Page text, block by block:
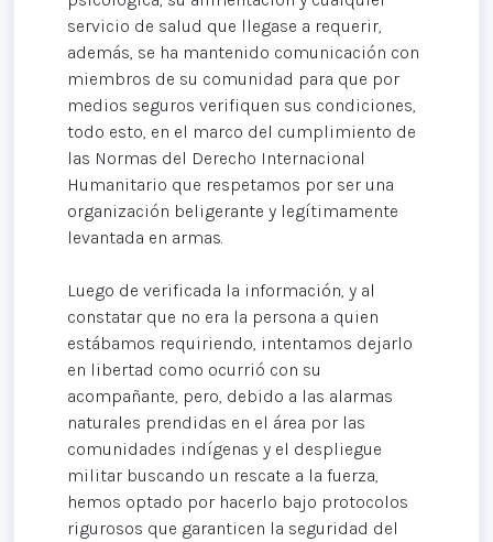
servicio de salud que llegase a requerir,
además, se ha mantenido comunicación con
miembros de su comunidad para que por
medios seguros verifiquen sus condiciones,
todo esto, en el marco del cumplimiento de
las Normas del Derecho Internacional
Humanitario que respetamos por ser una
organización beligerante y legítimamente
levantada en armas.
Luego de verificada la información, y al
constatar que no era la persona a quien
estábamos requiriendo, intentamos dejarlo
en libertad como ocurrió con su
acompañante, pero, debido a las alarmas
naturales prendidas en el área por las
comunidades indígenas y el despliegue
militar buscando un rescate a la fuerza,
hemos optado por hacerlo bajo protocolos
rigurosos que garanticen la seguridad del